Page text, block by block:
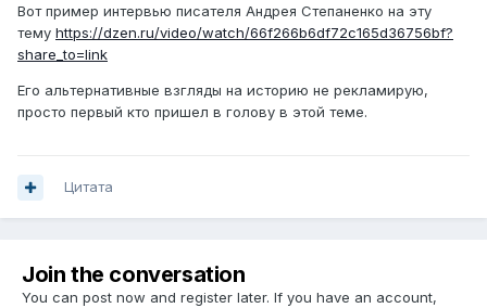
Вот пример интервью писателя Андрея Степаненко на эту
тему https://dzen.ru/video/watch/66f266b6df72c165d36756bf?
share_to=link
Его альтернативные взгляды на историю не рекламирую,
просто первый кто пришел в голову в этой теме.
Цитата
Join the conversation
You can post now and register later. If you have an account,